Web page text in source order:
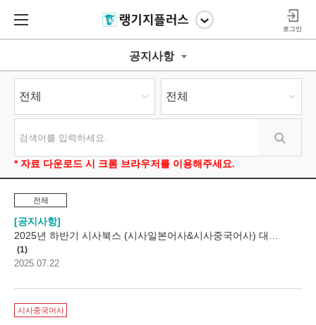
로그인
공지사항
* 자료 다운로드 시 크롬 브라우저를 이용해주세요.
전체
공지사항
1
2025.07.22
시사중국어사